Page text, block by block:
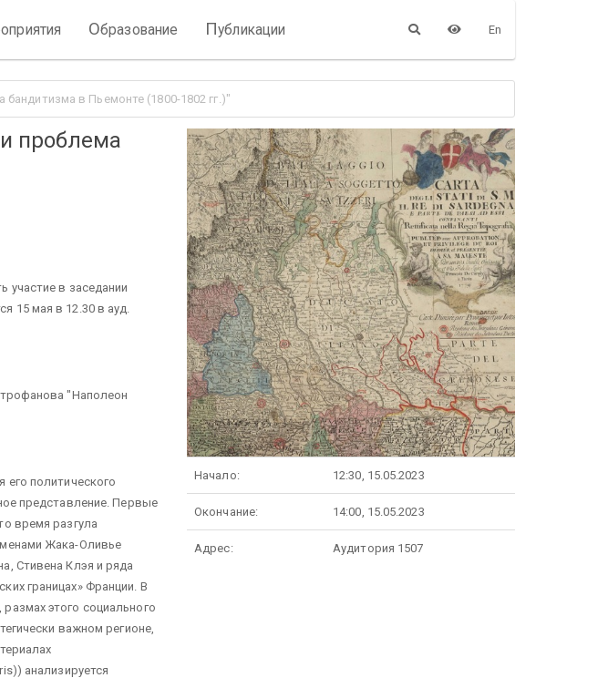
Образование Публикации En
в Пьемонте (1800-1802 гг.)"
проблема
участие в заседании
15 мая в 12.30 в ауд.
"Наполеон
его политического
представление. Первые
время разгула
Жака-Оливье
Стивена Клэя и ряда
границах» Франции. В
этого социального
важном регионе,
анализируется
Начало: 12:30, 15.05.2023
Окончание: 14:00, 15.05.2023
Адрес: Аудитория 1507